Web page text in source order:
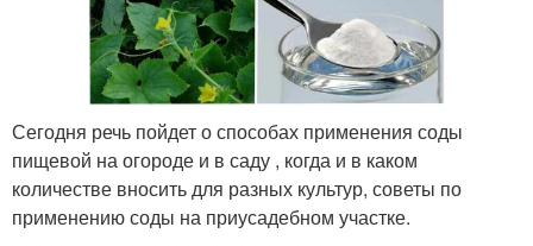
Сегодня речь пойдет о способах применения соды
пищевой на огороде и в саду , когда и в каком
количестве вносить для разных культур, советы по
применению соды на приусадебном участке.